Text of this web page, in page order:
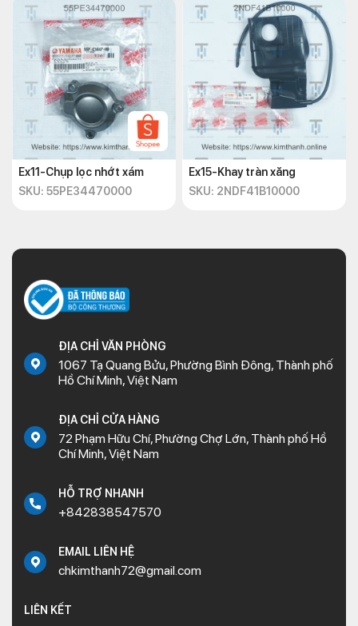
Ex11-Chụp lọc nhớt xám
SKU: 55PE34470000
Ex15-Khay tràn xăng
SKU: 2NDF41B10000
ĐỊA CHỈ VĂN PHÒNG
1067 Tạ Quang Bửu, Phường Bình Đông, Thành phố
Hồ Chí Minh, Việt Nam
ĐỊA CHỈ CỬA HÀNG
72 Phạm Hữu Chí, Phường Chợ Lớn, Thành phố Hồ
Chí Minh, Việt Nam
HỖ TRỢ NHANH
+842838547570
EMAIL LIÊN HỆ
chkimthanh72@gmail.com
LIÊN KẾT